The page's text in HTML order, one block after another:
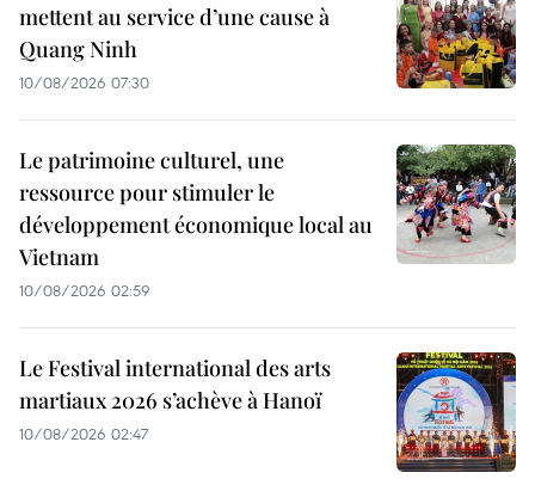
mettent au service d’une cause à
Quang Ninh
10/08/2026 07:30
Le patrimoine culturel, une
ressource pour stimuler le
développement économique local au
Vietnam
10/08/2026 02:59
Le Festival international des arts
martiaux 2026 s’achève à Hanoï
10/08/2026 02:47